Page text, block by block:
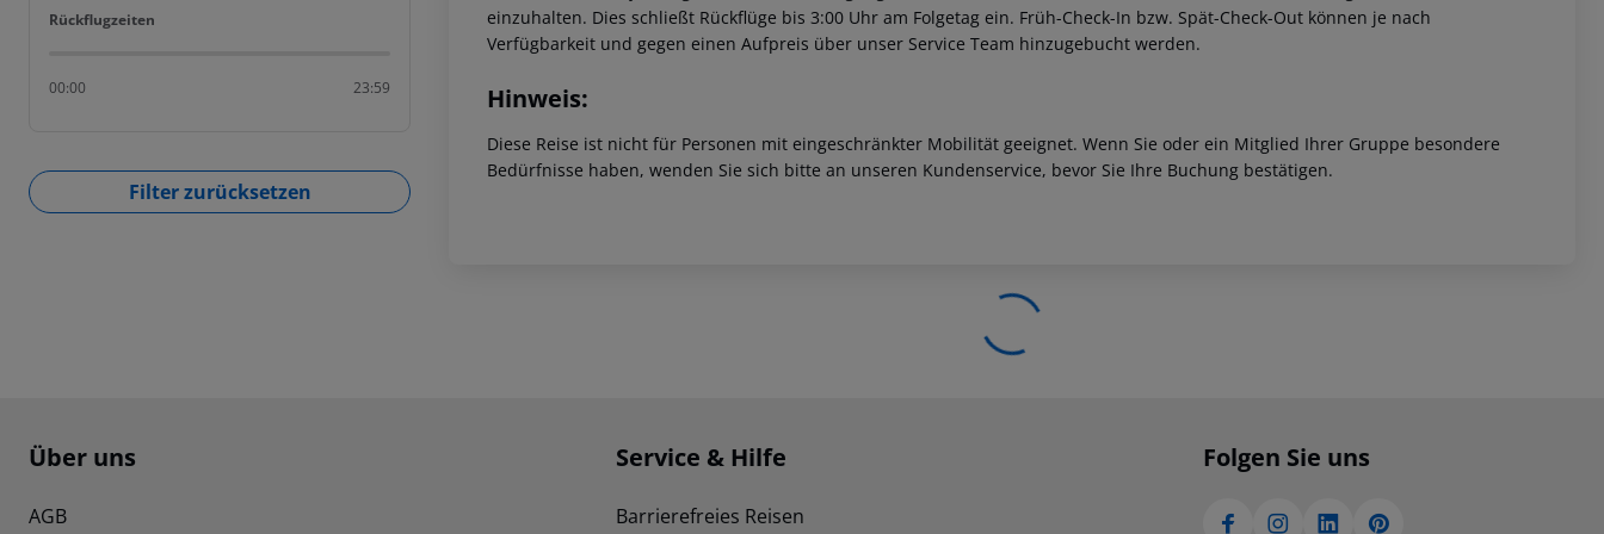
Rückflugzeiten
Rückflugzeiten
00:00 23:59
Filter zurücksetzen
einzuhalten. Dies schließt Rückflüge bis 3:00 Uhr am Folgetag ein. Früh-Check-In bzw. Spät-Check-Out können je nach
Verfügbarkeit und gegen einen Aufpreis über unser Service Team hinzugebucht werden.
Hinweis:
Diese Reise ist nicht für Personen mit eingeschränkter Mobilität geeignet. Wenn Sie oder ein Mitglied Ihrer Gruppe besondere
Bedürfnisse haben, wenden Sie sich bitte an unseren Kundenservice, bevor Sie Ihre Buchung bestätigen.
Footer navigation
Über uns
AGB
Service & Hilfe
Barrierefreies Reisen
Folgen Sie uns